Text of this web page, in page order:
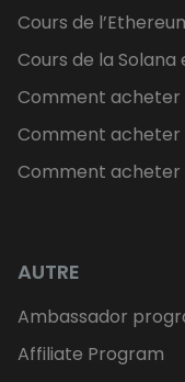
Cours de
Cours de la Solana
Comment acheter
Comment acheter
Comment acheter
AUTRE
Ambassador
Affiliate Program